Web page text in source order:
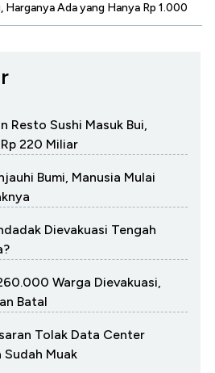
Ada yang Hanya Rp 1.000
Resto Sushi Masuk Bui,
220 Miliar
Bumi, Manusia Mulai
Dievakuasi Tengah
Warga Dievakuasi,
Batal
Tolak Data Center
Sudah Muak